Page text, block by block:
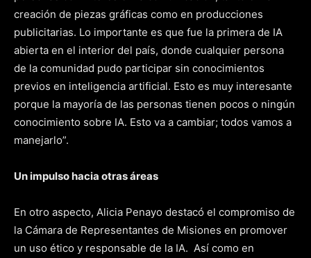
creación de piezas gráficas como en producciones
publicitarias. Lo importante es que fue la primera de IA
abierta en el interior del país, donde cualquier persona
de la comunidad pudo participar sin conocimientos
previos en inteligencia artificial. Esto es muy interesante
porque la mayoría de las personas tienen pocos o ningún
conocimiento sobre IA. Esto va a cambiar; todos vamos a
manejarlo”.
Un impulso hacia otras áreas
En otro aspecto, Alicia Penayo destacó el compromiso de
la Cámara de Representantes de Misiones en promover
un uso ético y responsable de la IA. Así como en